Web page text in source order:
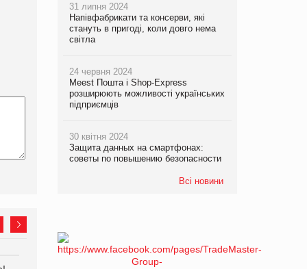
31 липня 2024
Напівфабрикати та консерви, які
стануть в пригоді, коли довго нема
світла
24 червня 2024
Meest Пошта і Shop-Express
розширюють можливості українських
підприємців
30 квітня 2024
Защита данных на смартфонах:
советы по повышению безопасности
Всі новини